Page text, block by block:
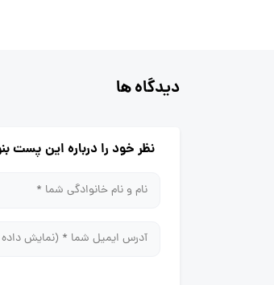
دیدگاه ها
نظر خود را درباره این پست